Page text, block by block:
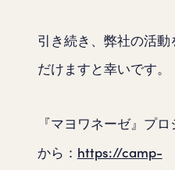
引き続き、弊社の活
だけますと幸いです。
『マヨワネーゼ』プ
から： https://camp-